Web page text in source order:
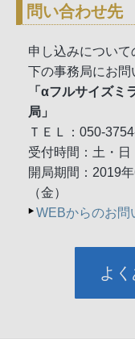
問い合わせ先
申し込みについ
下の事務局にお
「αフルサイズミ
局」
ＴＥＬ：050-
受付時間：土・
開局期間：2019
（金）
WEBからのお問
よ